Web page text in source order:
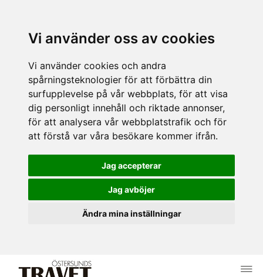
Vi använder oss av cookies
Vi använder cookies och andra
spårningsteknologier för att förbättra din
surfupplevelse på vår webbplats, för att visa
dig personligt innehåll och riktade annonser,
för att analysera vår webbplatstrafik och för
att förstå var våra besökare kommer ifrån.
Jag accepterar
Jag avböjer
Ändra mina inställningar